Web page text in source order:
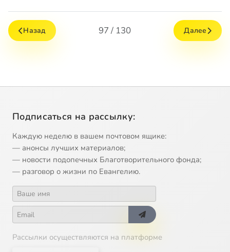
Назад 97 / 130 Далее
Подписаться на рассылку:
Каждую неделю в вашем почтовом ящике:
— анонсы лучших материалов;
— новости подопечных Благотворительного фонда;
— разговор о жизни по Евангелию.
Рассылки осуществляются на платформе